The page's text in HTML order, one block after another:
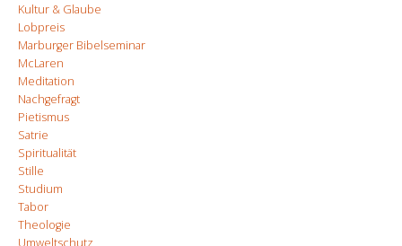
Kultur & Glaube
Lobpreis
Marburger Bibelseminar
McLaren
Meditation
Nachgefragt
Pietismus
Satrie
Spiritualität
Stille
Studium
Tabor
Theologie
Umweltschutz